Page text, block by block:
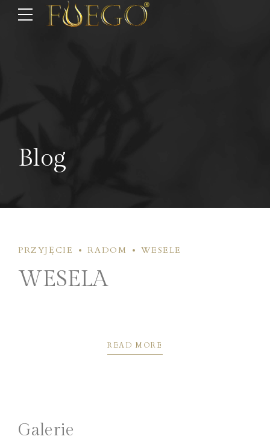
Blog
PRZYJĘCIE RADOM WESELE
WESELA
READ MORE
Galerie